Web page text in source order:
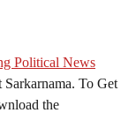
Political News
Sarkarnama. To Get
the